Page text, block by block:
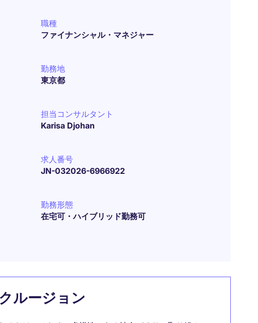
職種
ファイナンシャル・マネジャー
勤務地
東京都
担当コンサルタント
Karisa Djohan
求人番号
JN-032026-6966922
勤務形態
在宅可・ハイブリッド勤務可
ルージョン